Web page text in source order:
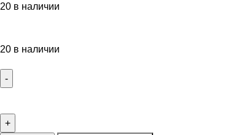
20 в наличии
20 в наличии